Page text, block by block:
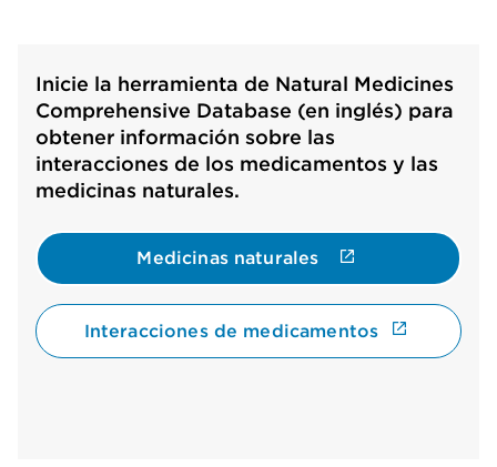
Inicie la herramienta de Natural Medicines
Comprehensive Database (en inglés) para
obtener información sobre las
interacciones de los medicamentos y las
medicinas naturales.
Medicinas naturales
Interacciones de medicamentos